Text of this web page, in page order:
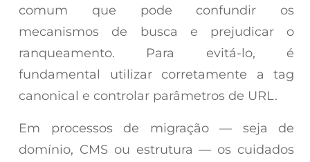
comum que pode confundir os
mecanismos de busca e prejudicar o
ranqueamento. Para evitá-lo, é
fundamental utilizar corretamente a tag
canonical e controlar parâmetros de URL.
Em processos de migração — seja de
domínio, CMS ou estrutura — os cuidados